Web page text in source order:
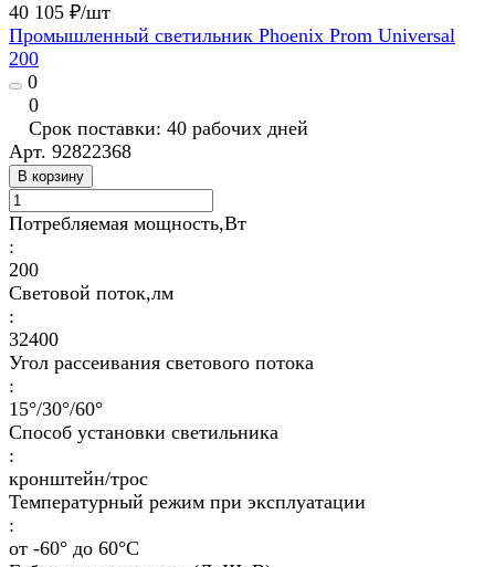
40 105 ₽/шт
Промышленный светильник Phoenix Prom Universal
200
0
0
Срок поставки: 40 рабочих дней
Арт. 92822368
В корзину
Потребляемая мощность,Вт
:
200
Световой поток,лм
:
32400
Угол рассеивания светового потока
:
15°/30°/60°
Способ установки светильника
:
кронштейн/трос
Температурный режим при эксплуатации
:
от -60° до 60°C